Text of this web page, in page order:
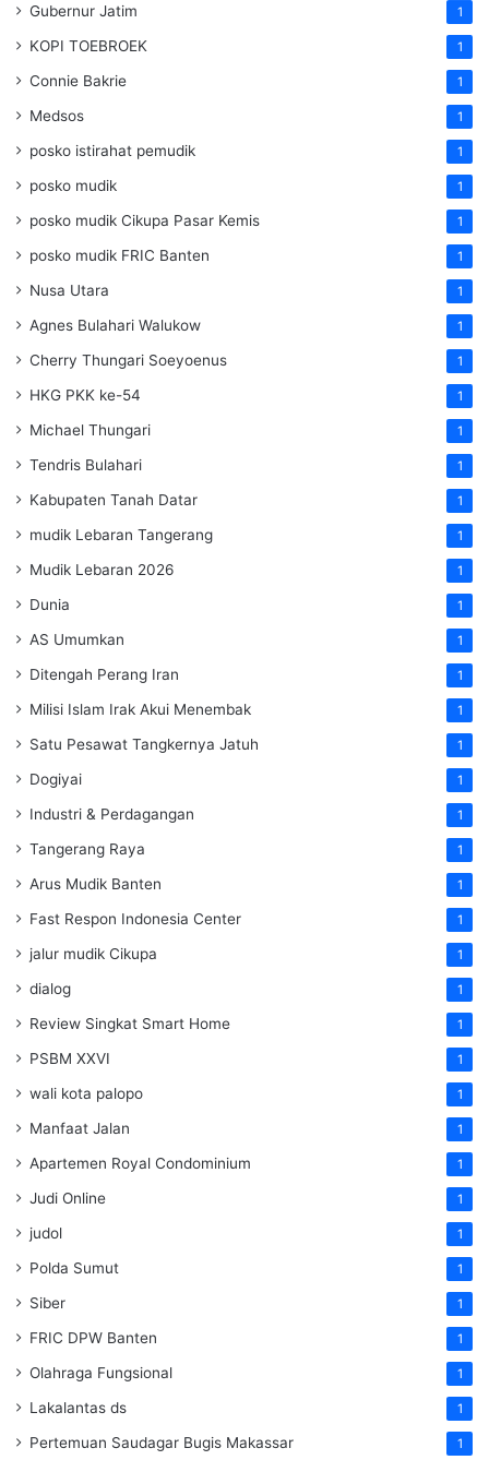
Gubernur Jatim 1
KOPI TOEBROEK 1
Connie Bakrie 1
Medsos 1
posko istirahat pemudik 1
posko mudik 1
posko mudik Cikupa Pasar Kemis 1
posko mudik FRIC Banten 1
Nusa Utara 1
Agnes Bulahari Walukow 1
Cherry Thungari Soeyoenus 1
HKG PKK ke-54 1
Michael Thungari 1
Tendris Bulahari 1
Kabupaten Tanah Datar 1
mudik Lebaran Tangerang 1
Mudik Lebaran 2026 1
Dunia 1
AS Umumkan 1
Ditengah Perang Iran 1
Milisi Islam Irak Akui Menembak 1
Satu Pesawat Tangkernya Jatuh 1
Dogiyai 1
Industri & Perdagangan 1
Tangerang Raya 1
Arus Mudik Banten 1
Fast Respon Indonesia Center 1
jalur mudik Cikupa 1
dialog 1
Review Singkat Smart Home 1
PSBM XXVI 1
wali kota palopo 1
Manfaat Jalan 1
Apartemen Royal Condominium 1
Judi Online 1
judol 1
Polda Sumut 1
Siber 1
FRIC DPW Banten 1
Olahraga Fungsional 1
Lakalantas ds 1
Pertemuan Saudagar Bugis Makassar 1